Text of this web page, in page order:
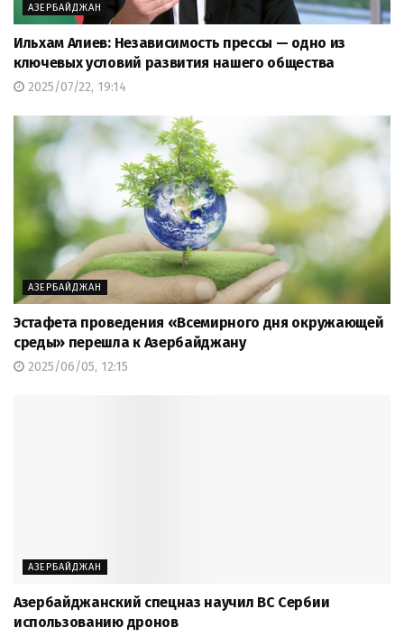
АЗЕРБАЙДЖАН
Ильхам Алиев: Независимость прессы — одно из
ключевых условий развития нашего общества
2025/07/22, 19:14
АЗЕРБАЙДЖАН
Эстафета проведения «Всемирного дня окружающей
среды» перешла к Азербайджану
2025/06/05, 12:15
АЗЕРБАЙДЖАН
Азербайджанский спецназ научил ВС Сербии
использованию дронов